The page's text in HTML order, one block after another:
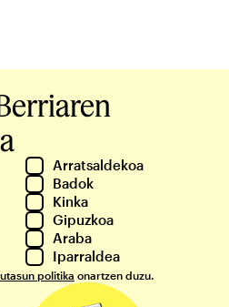
Arratsaldekoa
Badok
Kinka
Gipuzkoa
Araba
Iparraldea
politika onartzen duzu.